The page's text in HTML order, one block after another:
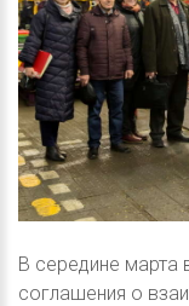
В середине марта
соглашения о